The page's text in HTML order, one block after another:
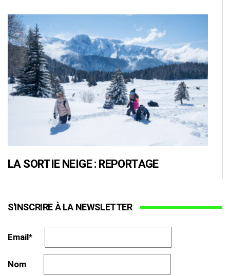
LA SORTIE NEIGE : REPORTAGE
S'INSCRIRE À LA NEWSLETTER
Email*
Nom